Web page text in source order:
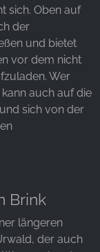
sich. Oben auf
der
und bietet
vor dem nicht
Wer
auch auf die
sich von der
Brink
längeren
der auch